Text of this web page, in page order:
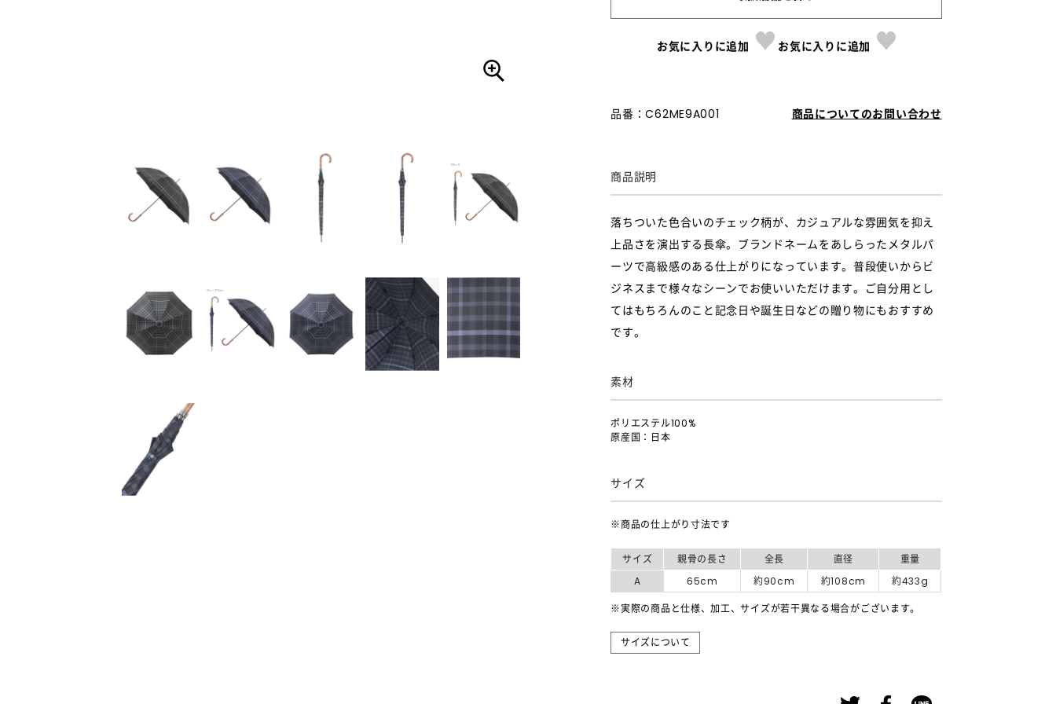
お気に入りに追加 お気に入りに追加
品番：C62ME9A001 商品についてのお問い合わせ
商品説明
落ちついた色合いのチェック柄が、カジュアルな雰囲気を抑え
上品さを演出する長傘。ブランドネームをあしらったメタルパ
ーツで高級感のある仕上がりになっています。普段使いからビ
ジネスまで様々なシーンでお使いいただけます。ご自分用とし
てはもちろんのこと記念日や誕生日などの贈り物にもおすすめ
です。
素材
ポリエステル100%
原産国：日本
サイズ
※商品の仕上がり寸法です
サイズ 親骨の長さ 全長 直径
重量
A
65cm 約90cm 約108cm 約433g
※実際の商品と仕様、加工、サイズが若干異なる場合がございます。
サイズについて